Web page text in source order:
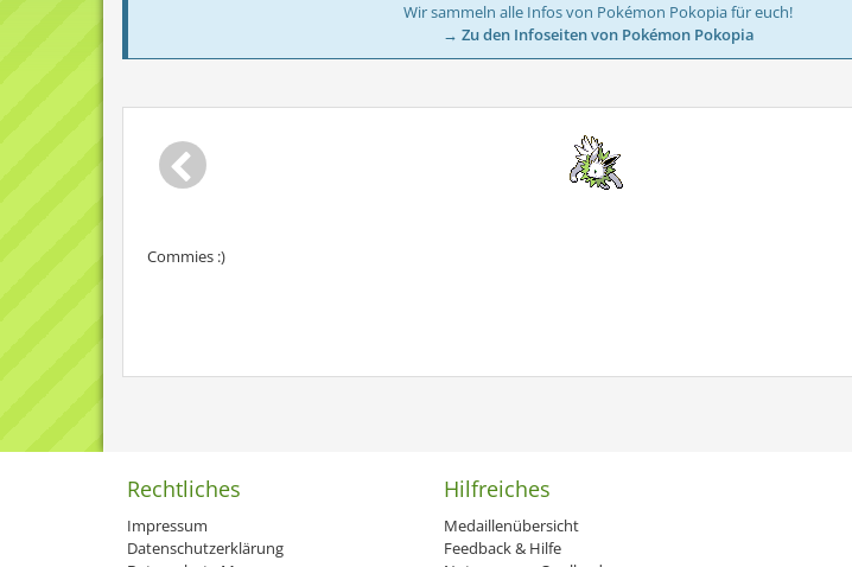
Wir sammeln alle Infos von Pokémon Pokopia für euch!
→ Zu den Infoseiten von Pokémon Pokopia
Commies :)
Rechtliches
Impressum
Datenschutzerklärung
Hilfreiches
Medaillenübersicht
Feedback & Hilfe